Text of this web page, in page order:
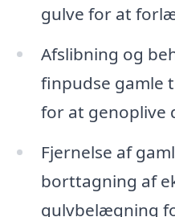
gulve for at
Afslibning og
finpudse gamle
for at genoplive
Fjernelse af
borttagning af
gulvbelægning